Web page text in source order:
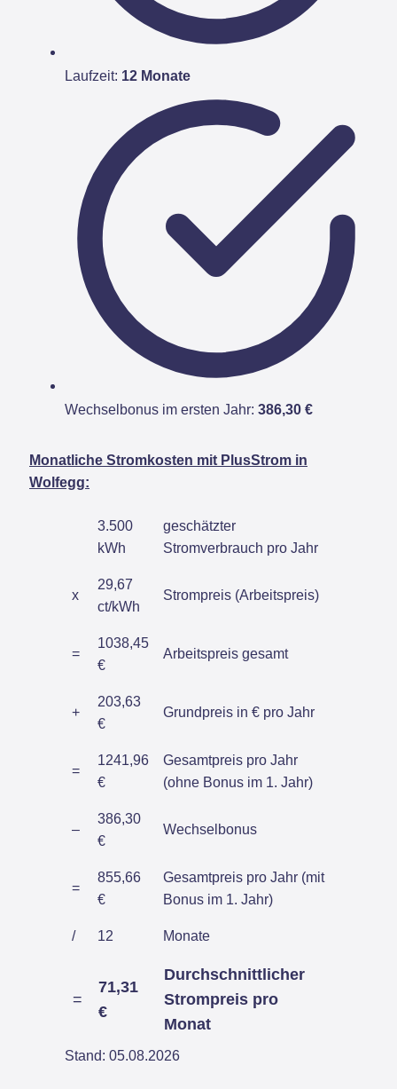
Laufzeit: 12 Monate
Wechselbonus im ersten Jahr: 386,30 €
Monatliche Stromkosten mit PlusStrom in
Wolfegg:
3.500
kWh
geschätzter
Stromverbrauch pro Jahr
x
29,67
ct/kWh
Strompreis (Arbeitspreis)
=
1038,45
€
Arbeitspreis gesamt
+
203,63
€
Grundpreis in € pro Jahr
=
1241,96
€
Gesamtpreis pro Jahr
(ohne Bonus im 1. Jahr)
–
386,30
€
Wechselbonus
=
855,66
€
Gesamtpreis pro Jahr (mit
Bonus im 1. Jahr)
/ 12 Monate
=
71,31
€
Durchschnittlicher
Strompreis pro
Monat
Stand: 05.08.2026